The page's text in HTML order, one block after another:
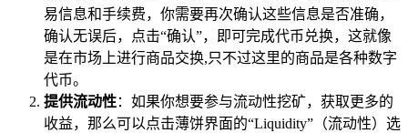
易信息和手续费，你需要再次确认这些信息是否准确，
确认无误后，点击“确认”，即可完成代币兑换，这就像
是在市场上进行商品交换,只不过这里的商品是各种数字
代币。
提供流动性：如果你想要参与流动性挖矿，获取更多的
收益，那么可以点击薄饼界面的“Liquidity”（流动性）选